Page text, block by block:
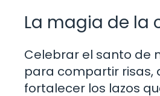
La magia de la
Celebrar el santo de
para compartir risas,
fortalecer los lazos